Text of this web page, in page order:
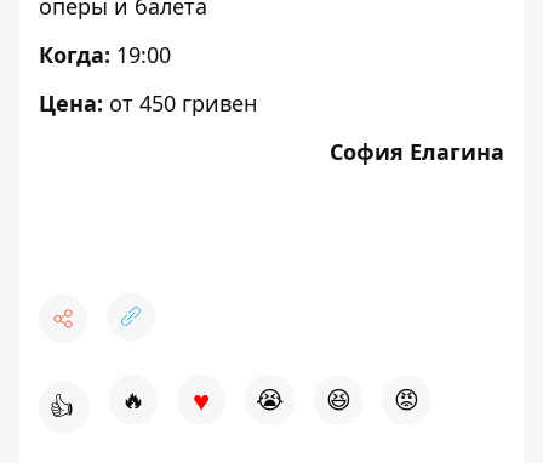
оперы и балета
Когда: 19:00
Цена: от 450 гривен
София Елагина
👍 🔥 ♥ 😭 😆 😡